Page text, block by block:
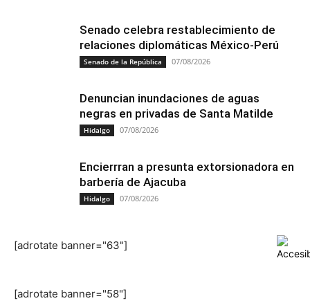
Senado celebra restablecimiento de
relaciones diplomáticas México-Perú
Senado de la República 07/08/2026
Denuncian inundaciones de aguas
negras en privadas de Santa Matilde
Hidalgo 07/08/2026
Encierrran a presunta extorsionadora en
barbería de Ajacuba
Hidalgo 07/08/2026
[adrotate banner="63"]
[adrotate banner="58"]